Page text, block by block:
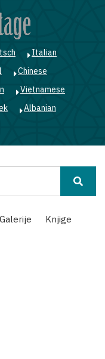
Italian
Chinese
Vietnamese
Albanian
Galerije
Knjige